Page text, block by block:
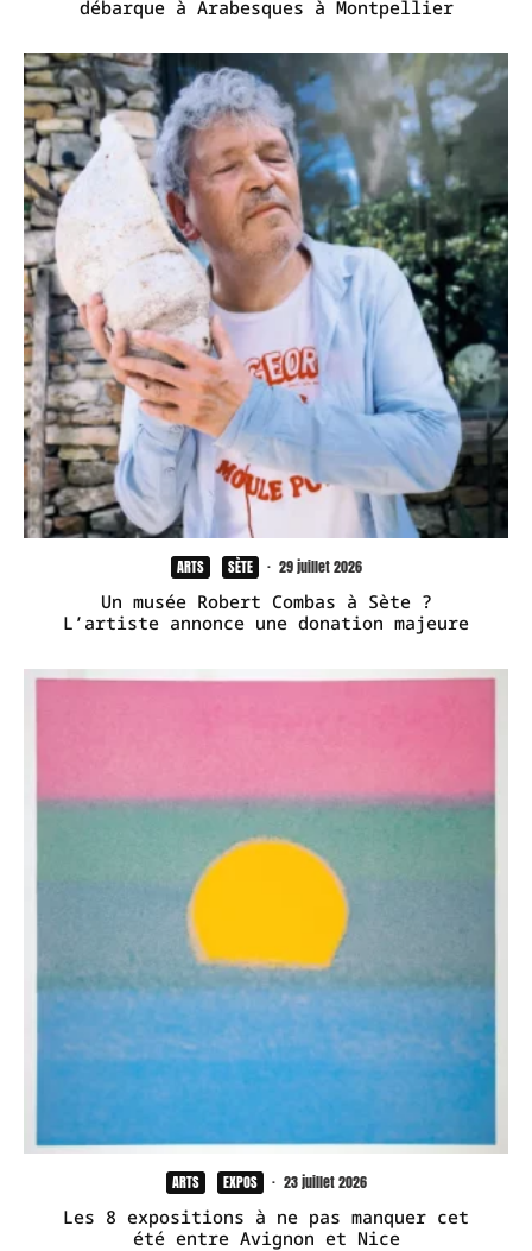
débarque à Arabesques à Montpellier
ARTS SÈTE · 29 juillet 2026
Un musée Robert Combas à Sète ?
L’artiste annonce une donation majeure
ARTS EXPOS · 23 juillet 2026
Les 8 expositions à ne pas manquer cet
été entre Avignon et Nice